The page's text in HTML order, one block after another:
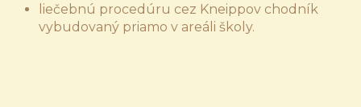
liečebnú procedúru cez Kneippov chodník
vybudovaný priamo v areáli školy.